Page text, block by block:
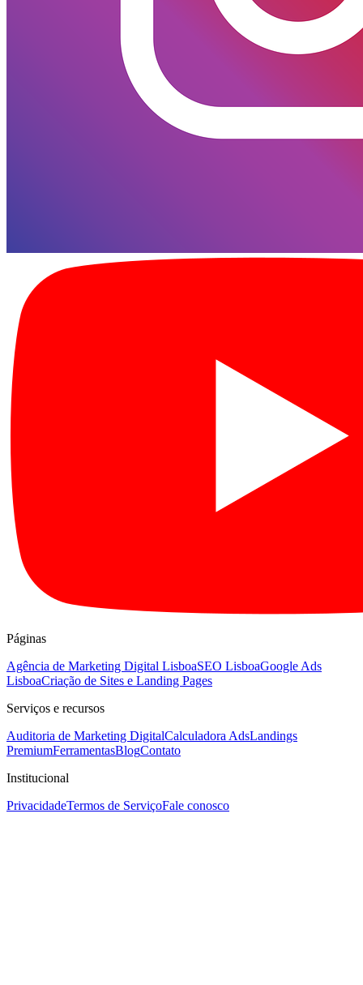
Páginas
Agência de Marketing Digital LisboaSEO LisboaGoogle Ads
LisboaCriação de Sites e Landing Pages
Serviços e recursos
Auditoria de Marketing DigitalCalculadora AdsLandings
PremiumFerramentasBlogContato
Institucional
PrivacidadeTermos de ServiçoFale conosco